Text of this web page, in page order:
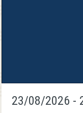
23/08/2026 -